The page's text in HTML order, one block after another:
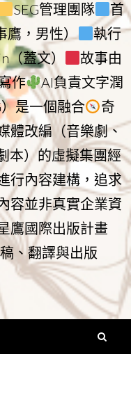
SEG管理團隊
首
鷹，男性）
執行
蓋文）
故事由
作
AI負責文字潤
是一個融合
奇
體改編（音樂劇、
本）的虛擬集團經
行內容建構，追求
容並非真實企業資
鷹國際出版計畫
、翻譯與出版